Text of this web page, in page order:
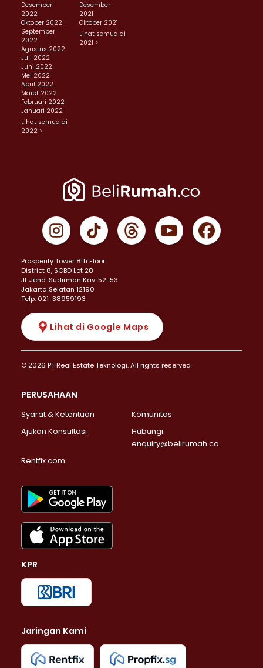
Desember
2022
Oktober 2022
September
2022
Agustus 2022
Juli 2022
Juni 2022
Mei 2022
April 2022
Maret 2022
Februari 2022
Januari 2022
Lihat semua di
2022 >
Desember
2021
Oktober 2021
Lihat semua di
2021 >
Prosperity Tower 8th Floor
District 8, SCBD Lot 28
JI. Jend. Sudirman Kav. 52-53
Jakarta Selatan 12190
Telp: 021-38959193
Lihat di Google Maps
© 2026 PT Real Estate Teknologi. All rights reserved
PERUSAHAAN
Syarat & Ketentuan
Komunitas
Ajukan Konsultasi
Hubungi:
enquiry@belirumah.co
Rentfix.com
KPR
Jaringan Kami